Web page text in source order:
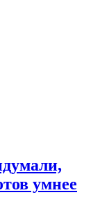
умнее